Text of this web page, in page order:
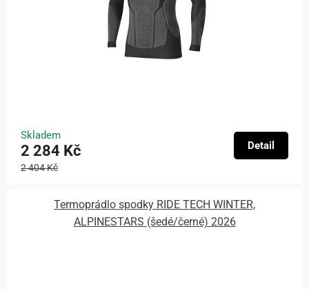
Skladem
2 284 Kč
2 404 Kč
Detail
Termoprádlo spodky RIDE TECH WINTER,
ALPINESTARS (šedé/černé) 2026